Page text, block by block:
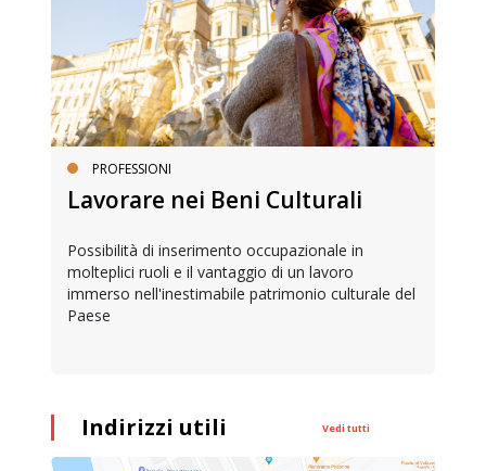
PROFESSIONI
Lavorare nei Beni Culturali
Possibilità di inserimento occupazionale in
molteplici ruoli e il vantaggio di un lavoro
immerso nell'inestimabile patrimonio culturale del
Paese
Indirizzi utili Vedi tutti